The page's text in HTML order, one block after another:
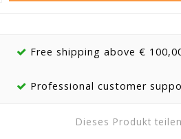
Free shipping above €
Professional customer
Dieses Produkt teilen